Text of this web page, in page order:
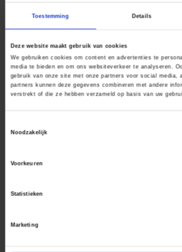
Toestemming Details
Deze website maakt gebruik van cookies
We gebruiken cookies om content en advertenties te
media te bieden en om ons websiteverkeer te analyseren.
gebruik van onze site met onze partners voor social media,
partners kunnen deze gegevens combineren met andere
verstrekt of die ze hebben verzameld op basis van uw
Noodzakelijk
Voorkeuren
Statistieken
Marketing